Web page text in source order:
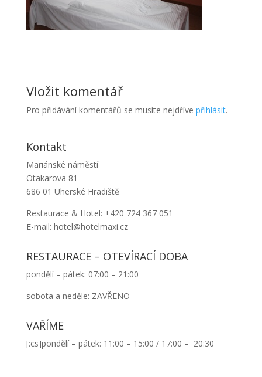
Vložit komentář
Pro přidávání komentářů se musíte nejdříve přihlásit.
Kontakt
Mariánské náměstí
Otakarova 81
686 01 Uherské Hradiště
Restaurace & Hotel: +420 724 367 051
E-mail: hotel@hotelmaxi.cz
RESTAURACE – OTEVÍRACÍ DOBA
pondělí – pátek: 07:00 – 21:00
sobota a neděle: ZAVŘENO
VAŘÍME
[:cs]pondělí – pátek: 11:00 – 15:00 / 17:00 – 20:30